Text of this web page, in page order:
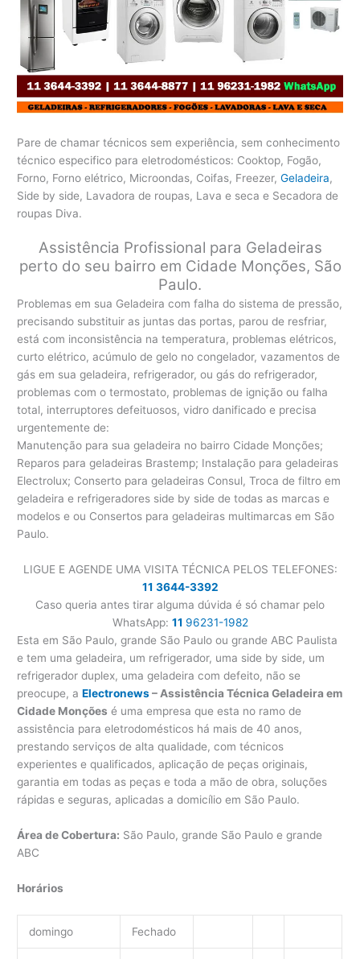
Pare de chamar técnicos sem experiência, sem conhecimento
técnico especifico para eletrodomésticos: Cooktop, Fogão,
Forno, Forno elétrico, Microondas, Coifas, Freezer,Geladeira,
Side by side, Lavadora de roupas, Lava e seca e Secadora de
roupas Diva.
Assistência Profissional para Geladeiras
perto do seu bairro em Cidade Monções, São
Paulo.
Problemas em sua Geladeira com falha do sistema de pressão,
precisando substituir as juntas das portas, parou de resfriar,
está com inconsistência na temperatura, problemas elétricos,
curto elétrico, acúmulo de gelo no congelador, vazamentos de
gás em sua geladeira, refrigerador, ou gás do refrigerador,
problemas com o termostato, problemas de ignição ou falha
total, interruptores defeituosos, vidro danificado e precisa
urgentemente de:
Manutenção para sua geladeira no bairro Cidade Monções;
Reparos para geladeiras Brastemp; Instalação para geladeiras
Electrolux; Conserto para geladeiras Consul, Troca de filtro em
geladeira e refrigeradores side by side de todas as marcas e
modelos e ou Consertos para geladeiras multimarcas em São
Paulo.
LIGUE E AGENDE UMA VISITA TÉCNICA PELOS TELEFONES:
11 3644-3392
Caso queria antes tirar alguma dúvida é só chamar pelo
WhatsApp: 11 96231-1982
Esta em São Paulo, grande São Paulo ou grande ABC Paulista
e tem uma geladeira, um refrigerador, uma side by side, um
refrigerador duplex, uma geladeira com defeito, não se
preocupe, aElectronews– Assistência Técnica Geladeira em
Cidade Monções é uma empresa que esta no ramo de
assistência para eletrodomésticos há mais de 40 anos,
prestando serviços de alta qualidade, com técnicos
experientes e qualificados, aplicação de peças originais,
garantia em todas as peças e toda a mão de obra, soluções
rápidas e seguras, aplicadas a domicílio em São Paulo.
Área de Cobertura: São Paulo, grande São Paulo e grande
ABC
Horários
domingo Fechado